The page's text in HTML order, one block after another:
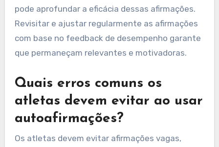
pode aprofundar a eficácia dessas afirmações.
Revisitar e ajustar regularmente as afirmações
com base no feedback de desempenho garante
que permaneçam relevantes e motivadoras.
Quais erros comuns os
atletas devem evitar ao usar
autoafirmações?
Os atletas devem evitar afirmações vagas,